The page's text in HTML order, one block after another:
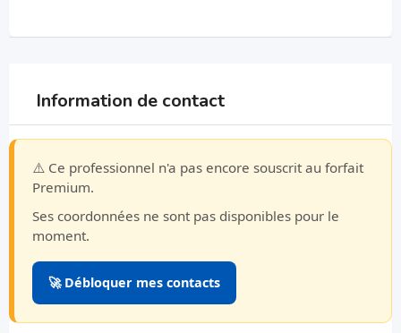
Information de contact
⚠️ Ce professionnel n'a pas encore souscrit au forfait
Premium.
Ses coordonnées ne sont pas disponibles pour le
moment.
🚀 Débloquer mes contacts